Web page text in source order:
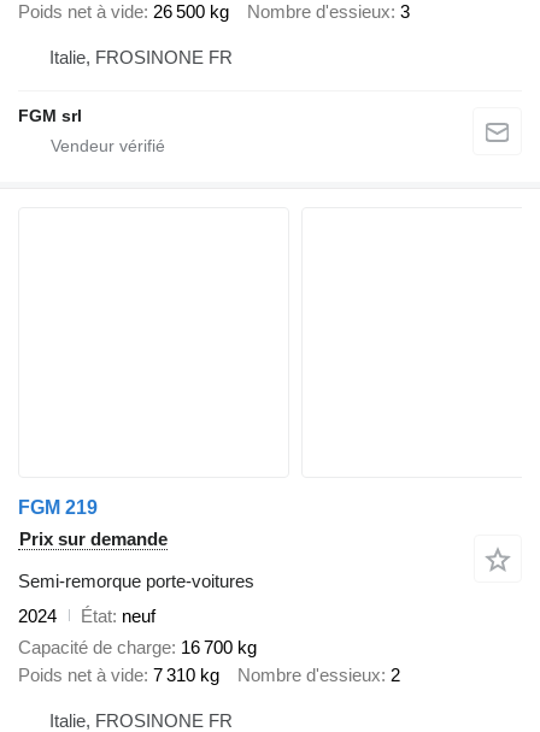
Poids net à vide 26 500 kg Nombre d'essieux 3
Italie, FROSINONE FR
FGM srl
FGM 219
Prix sur demande
Semi-remorque porte-voitures
2024
État neuf
Capacité de charge 16 700 kg
Poids net à vide 7 310 kg Nombre d'essieux 2
Italie, FROSINONE FR